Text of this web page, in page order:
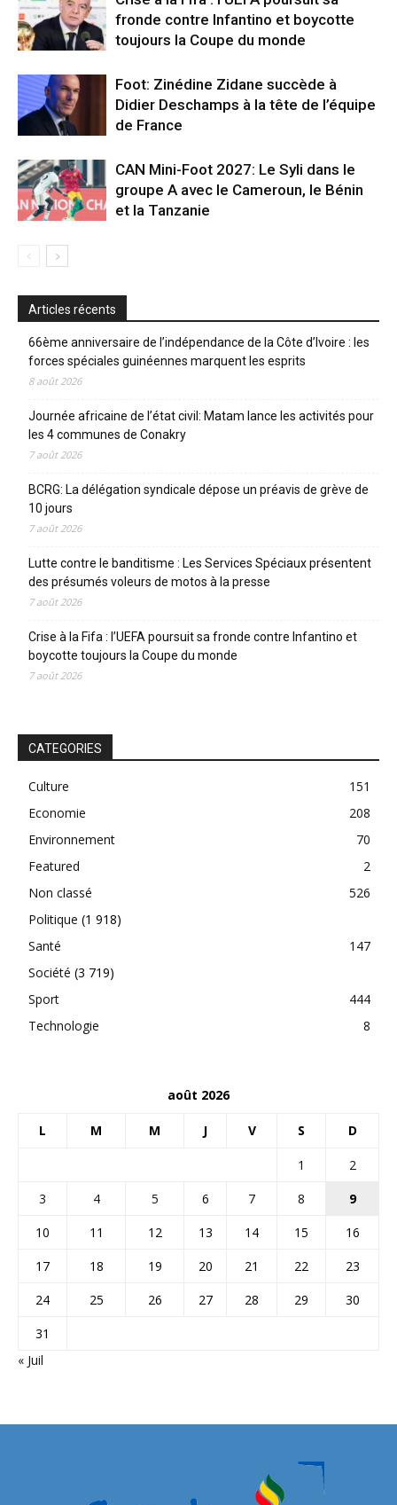
fronde contre Infantino et boycotte
toujours la Coupe du monde
Foot: Zinédine Zidane succède à
Didier Deschamps à la tête de l’équipe
de France
CAN Mini-Foot 2027: Le Syli dans le
groupe A avec le Cameroun, le Bénin
et la Tanzanie
Articles récents
66ème anniversaire de l’indépendance de la Côte d’Ivoire : les
forces spéciales guinéennes marquent les esprits
8 août 2026
Journée africaine de l’état civil: Matam lance les activités pour
les 4 communes de Conakry
7 août 2026
BCRG: La délégation syndicale dépose un préavis de grève de
10 jours
7 août 2026
Lutte contre le banditisme : Les Services Spéciaux présentent
des présumés voleurs de motos à la presse
7 août 2026
Crise à la Fifa : l’UEFA poursuit sa fronde contre Infantino et
boycotte toujours la Coupe du monde
7 août 2026
CATEGORIES
Culture
151
Economie
208
Environnement
70
Featured
2
Non classé
526
Politique (1 918)
Santé
147
Société (3 719)
Sport
444
Technologie
8
août 2026
L M M J V S D
1
2
3
4 5 6 7 8
9
10
11 12 13 14 15
16
17
18 19 20 21 22
23
24
25 26 27 28 29
30
31
« Juil